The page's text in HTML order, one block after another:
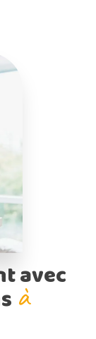
avec
à